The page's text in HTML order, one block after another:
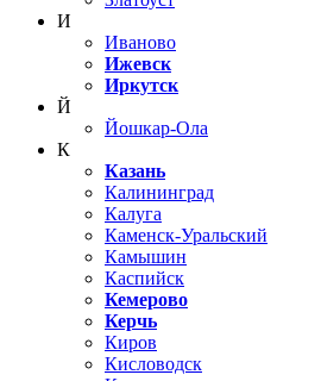
И
Иваново
Ижевск
Иркутск
Й
Йошкар-Ола
К
Казань
Калининград
Калуга
Каменск-Уральский
Камышин
Каспийск
Кемерово
Керчь
Киров
Кисловодск